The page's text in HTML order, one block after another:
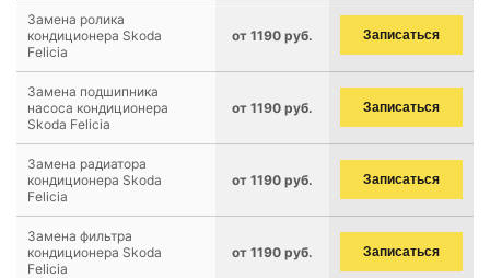
Замена ролика
кондиционера Skoda
Felicia
от 1190 руб. Записаться
Замена подшипника
насоса кондиционера
Skoda Felicia
от 1190 руб. Записаться
Замена радиатора
кондиционера Skoda
Felicia
от 1190 руб. Записаться
Замена фильтра
кондиционера Skoda
Felicia
от 1190 руб. Записаться